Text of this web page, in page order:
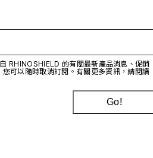
RHINOSHIELD 的有關最新產品消息、促銷
可以隨時取消訂閱。有關更多資訊，請閱讀
Go!